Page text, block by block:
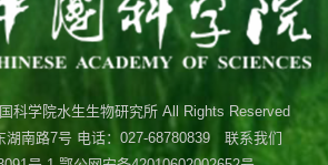
科学院水生生物研究所 All Rights Reserved
湖南路7号 电话：027-68780839 联系我们